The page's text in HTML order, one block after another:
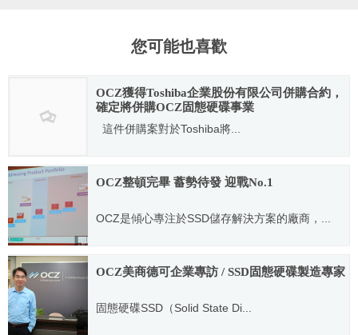
您可能也喜歡
OCZ獲得Toshiba企業股份有限公司併購合約，
確定將併購OCZ固態硬碟事業
這件併購案對於Toshiba將...
2013.12.04
OCZ整頓完畢 蓄勢待發 迎戰No.1
OCZ是傾心專注於SSD儲存解決方案的廠商，...
2014.12.19
OCZ美商德可企業專訪 / SSD固態硬碟製造專家
固態硬碟SSD（Solid State Di...